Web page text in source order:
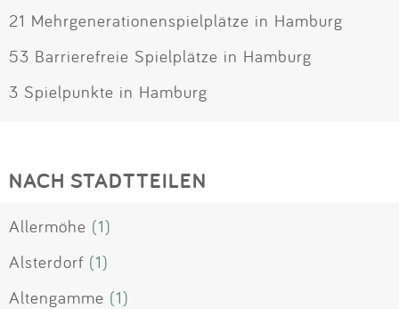
21 Mehrgenerationenspielplätze in Hamburg
53 Barrierefreie Spielplätze in Hamburg
3 Spielpunkte in Hamburg
NACH STADTTEILEN
Allermöhe (1)
Alsterdorf (1)
Altengamme (1)